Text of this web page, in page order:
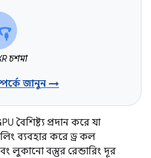
চশমা
জানুন →
বৈশিষ্ট্য প্রদান করে যা
ব্যবহার করে ড্র কল
লুকানো বস্তুর রেন্ডারিং দূর